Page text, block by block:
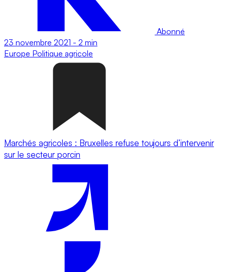
Abonné
23 novembre 2021 - 2 min
Europe Politique agricole
Marchés agricoles : Bruxelles refuse toujours d’intervenir
sur le secteur porcin